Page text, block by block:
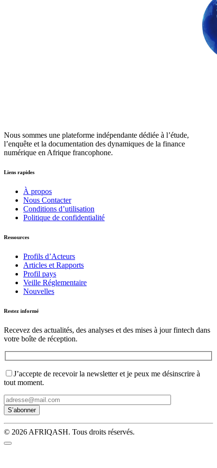
Nous sommes une plateforme indépendante dédiée à l’étude,
l’enquête et la documentation des dynamiques de la finance
numérique en Afrique francophone.
Liens rapides
À propos
Nous Contacter
Conditions d’utilisation
Politique de confidentialité
Ressources
Profils d’Acteurs
Articles et Rapports
Profil pays
Veille Réglementaire
Nouvelles
Restez informé
Recevez des actualités, des analyses et des mises à jour fintech dans
votre boîte de réception.
J’accepte de recevoir la newsletter et je peux me désinscrire à
tout moment.
© 2026 AFRIQASH. Tous droits réservés.